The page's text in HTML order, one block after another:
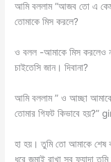
আমি বললাম “আজব তো এ
তোমাকে মিস করলে?
ও বলল -আমাকে মিস করলেও
চাইতেসি জান। দিবানা?
আমি বললাম ” ও আচ্ছা আমাকে
তোমার গিফট কিভাবে
হা হয়। তুমি তো আমাকে শেষ
ধরে জমাই রাখা সব ফ্যাদা